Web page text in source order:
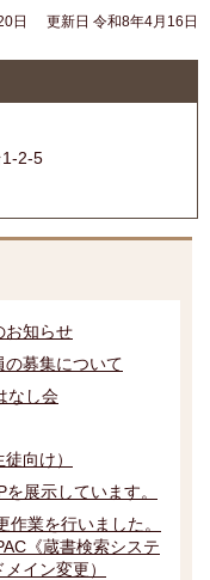
日 更新日 令和8年4月16日
2-5
お知らせ
の募集について
なし会
向け）
展示しています。
業を行いました。
《蔵書検索システ
イン変更）